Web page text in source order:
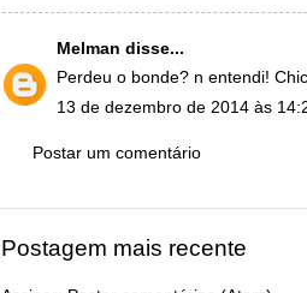
Melman disse...
Perdeu o bonde? n entendi!
13 de dezembro de 2014 às
Postar um comentário
Postagem mais recente